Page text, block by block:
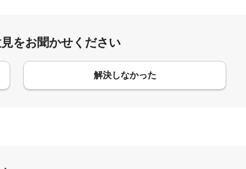
をお聞かせください
解決しなかった